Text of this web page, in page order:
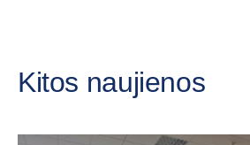
Kitos naujienos